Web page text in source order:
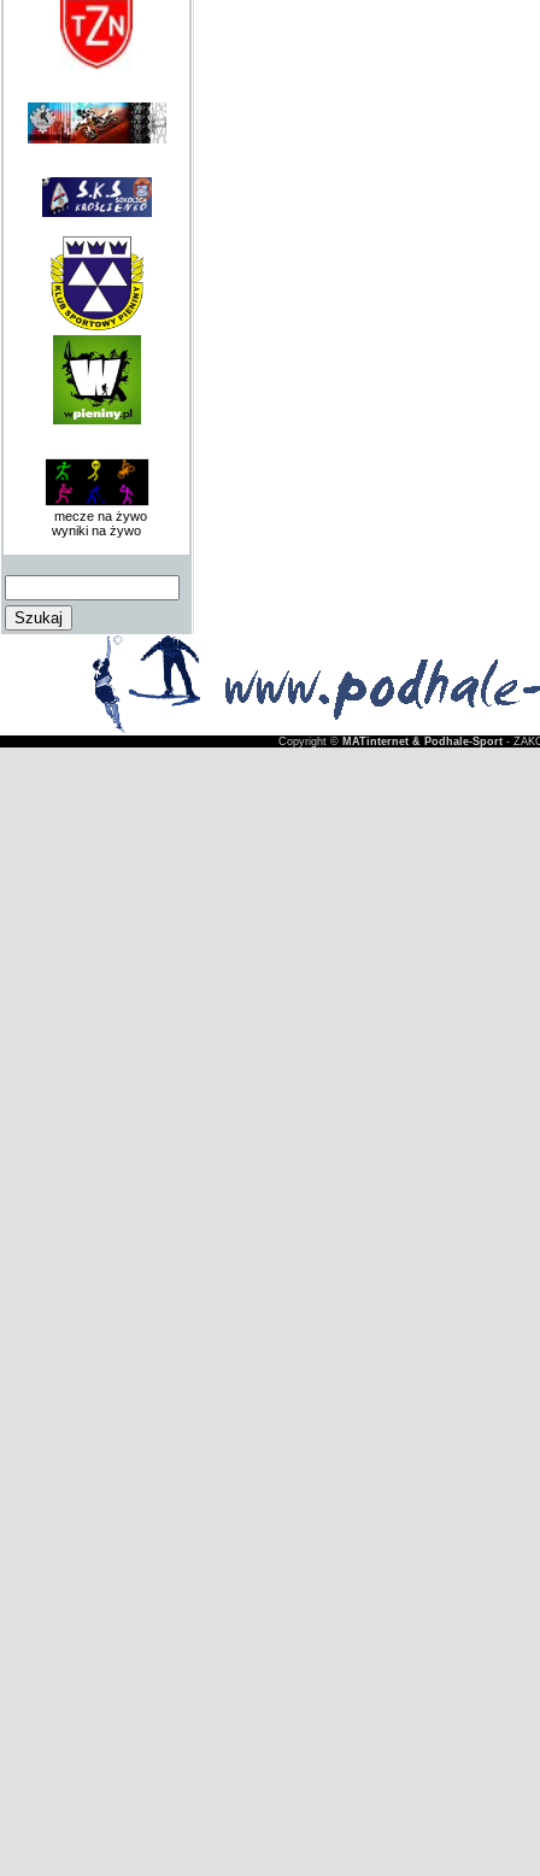
mecze na żywo
wyniki na żywo
Copyright © MATinternet & Podhale-Sport-